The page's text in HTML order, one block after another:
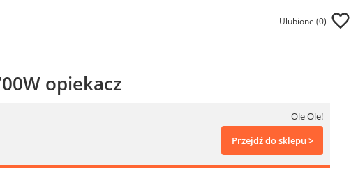
Ulubione (0)
opiekacz
Ole Ole!
Przejdź do sklepu >